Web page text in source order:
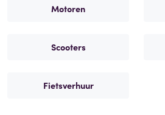
Motoren
Scooters
Fietsverhuur